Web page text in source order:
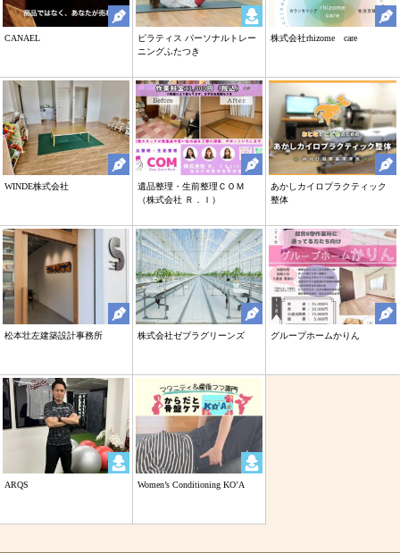
CANAEL
ピラティス パーソナルトレー
ニングふたつき
株式会社rhizome care
WINDE株式会社
遺品整理・生前整理ＣＯＭ
（株式会社 Ｒ．Ｉ）
あかしカイロプラクティック
整体
松本壮左建築設計事務所 株式会社ゼブラグリーンズ グループホームかりん
ARQS Women’s Conditioning KO’A